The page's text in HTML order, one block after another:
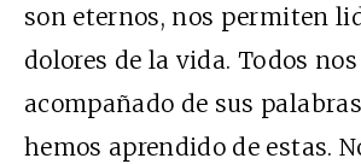
son eternos, nos permiten
dolores de la vida. Todos
acompañado de sus
hemos aprendido de estas.